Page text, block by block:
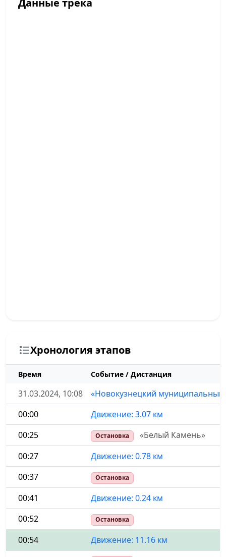
Данные трека
Хронология этапов
Время Событие / Дистанция
31.03.2024, 10:08
«Новокузнецкий муниципальный
00:00
Движение: 3.07 км
00:25
Остановка
«Белый Камень»
00:27
Движение: 0.78 км
00:37
Остановка
00:41
Движение: 0.24 км
00:52
Остановка
00:54
Движение: 11.16 км